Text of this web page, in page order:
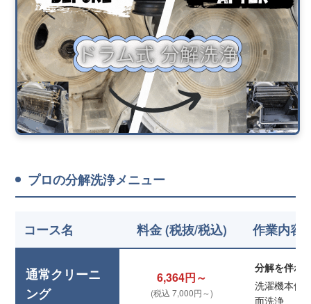
プロの分解洗浄メニュー
コース名 料金 (税抜/税込) 作業内容
通常クリーニ
ング
6,364円～
(税込 7,000円～)
分解を伴わ
洗濯機本体
面洗浄